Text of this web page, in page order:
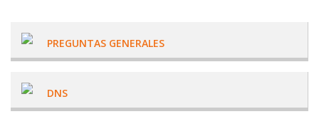
PREGUNTAS GENERALES
DNS